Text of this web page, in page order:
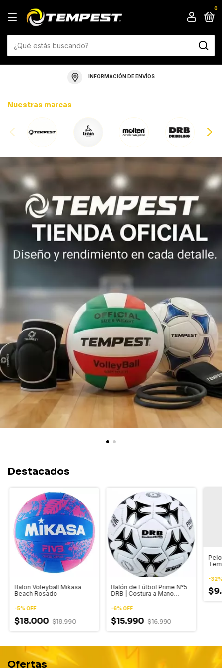
0
INFORMACIÓN DE ENVÍOS
Nuestras marcas
Destacados
Balon Voleyball Mikasa
Beach Rosado
-5%OFF
$18.000 $18.990
Balón de Fútbol Prime N°5
DRB | Costura a Mano
Entrenamiento)
-6%OFF
$15.990 $16.990
-32
Ofertas